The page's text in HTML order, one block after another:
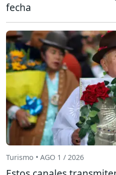
fecha
Turismo • AGO 1 / 2026